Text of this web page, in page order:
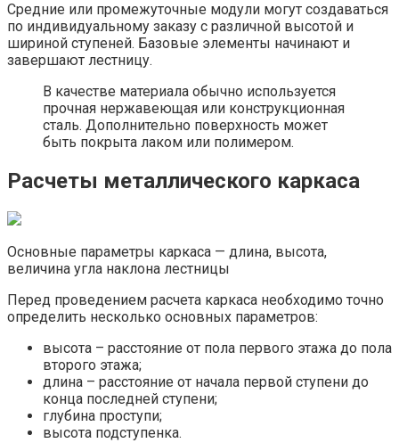
Средние или промежуточные модули могут создаваться
по индивидуальному заказу с различной высотой и
шириной ступеней. Базовые элементы начинают и
завершают лестницу.
В качестве материала обычно используется
прочная нержавеющая или конструкционная
сталь. Дополнительно поверхность может
быть покрыта лаком или полимером.
Расчеты металлического каркаса
Основные параметры каркаса — длина, высота,
величина угла наклона лестницы
Перед проведением расчета каркаса необходимо точно
определить несколько основных параметров:
высота – расстояние от пола первого этажа до пола
второго этажа;
длина – расстояние от начала первой ступени до
конца последней ступени;
глубина проступи;
высота подступенка.